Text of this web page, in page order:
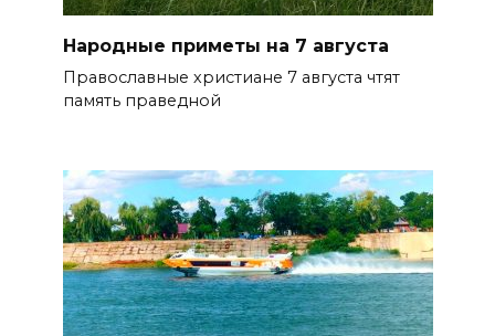
Народные приметы на 7 августа
Православные христиане 7 августа чтят
память праведной